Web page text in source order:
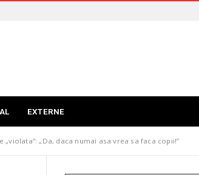
EXTERNE
„violata”: „Da, daca numai asa vrea sa faca copii!”